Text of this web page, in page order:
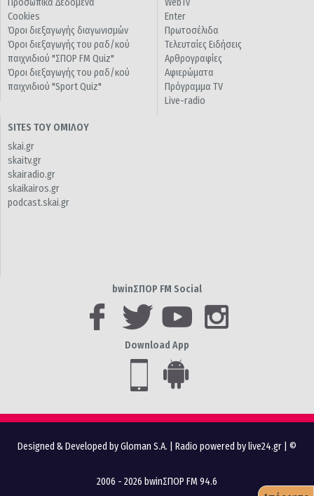
Προσωπικά Δεδομένα
Cookies
Όροι διεξαγωγής διαγωνισμών
Όροι διεξαγωγής του ραδ/κού
παιχνιδιού "ΣΠΟΡ FM Quiz"
Όροι διεξαγωγής του ραδ/κού
παιχνιδιού "Sport Quiz"
WebTv
Enter
Πρωτοσέλιδα
Τελευταίες Ειδήσεις
Αρθρογραφίες
Αφιερώματα
Πρόγραμμα TV
Live-radio
SITES ΤΟΥ ΟΜΙΛΟΥ
skai.gr
skaitv.gr
skairadio.gr
skaikairos.gr
podcast.skai.gr
bwinΣΠΟΡ FM Social
Download App
Designed & Developed by Gloman S.A. Radio powered by live24.gr | ©
2006 - 2026 bwinΣΠΟΡ FM 94.6